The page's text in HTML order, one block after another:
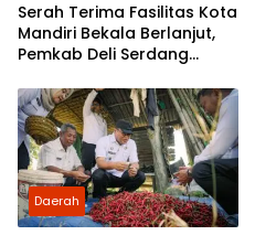
Serah Terima Fasilitas Kota
Mandiri Bekala Berlanjut,
Pemkab Deli Serdang
Daerah